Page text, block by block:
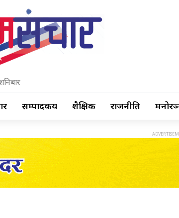
सम्पादकीय शैक्षिक राजनीति